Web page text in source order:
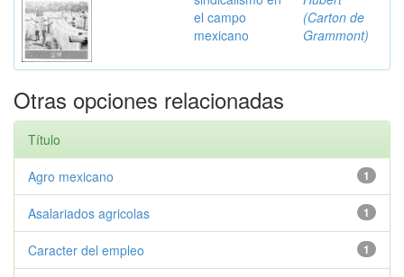
el campo
mexicano
(Carton de
Grammont)
Otras opciones relacionadas
Título
1
Agro mexicano
1
Asalariados agricolas
1
Caracter del empleo